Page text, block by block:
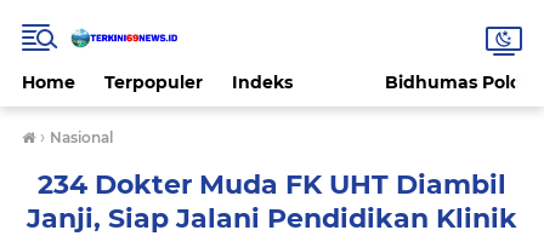
Home Terpopuler Indeks Bidhumas Polda
› Nasional
234 Dokter Muda FK UHT Diambil
Janji, Siap Jalani Pendidikan Klinik